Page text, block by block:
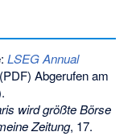
LSEG Annual
(PDF) Abgerufen am
wird größte Börse
Zeitung, 17.